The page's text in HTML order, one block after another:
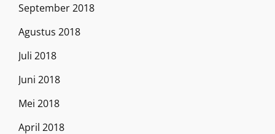
September 2018
Agustus 2018
Juli 2018
Juni 2018
Mei 2018
April 2018